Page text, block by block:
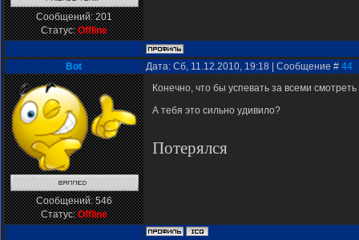
Сообщений:201
Статус:Offline
Bot Дата: Сб, 11.12.2010, 19:18 | Сообщение # 44
Сообщений:546
Статус:Offline
Конечно, что бы успевать за всеми смотреть
А тебя это сильно удивило?
Потерялся